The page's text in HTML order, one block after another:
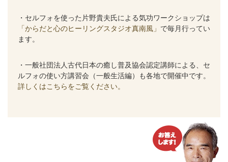
・セルフォを使った片野貴夫氏による気功ワークショップは
「からだと心のヒーリングスタジオ真南風」 で毎月行ってい
ます。
・一般社団法人古代日本の癒し普及協会認定講師による、セ
ルフォの使い方講習会（一般生活編）も各地で開催中です。
詳しくはこちらをご覧ください。